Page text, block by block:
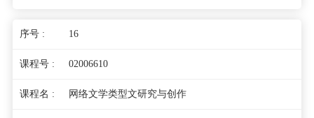
16
02006610
网络文学类型文研究与创作